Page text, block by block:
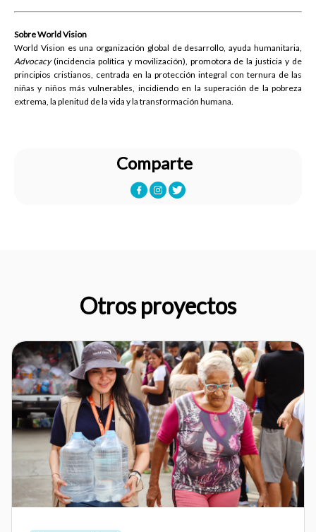
Sobre World Vision
World Vision es una organización global de desarrollo, ayuda humanitaria,
Advocacy(incidencia política y movilización), promotora de la justicia y de
principios cristianos, centrada en la protección integral con ternura de las
niñas y niños más vulnerables, incidiendo en la superación de la pobreza
extrema, la plenitud de la vida y la transformación humana.
Comparte
Otros proyectos